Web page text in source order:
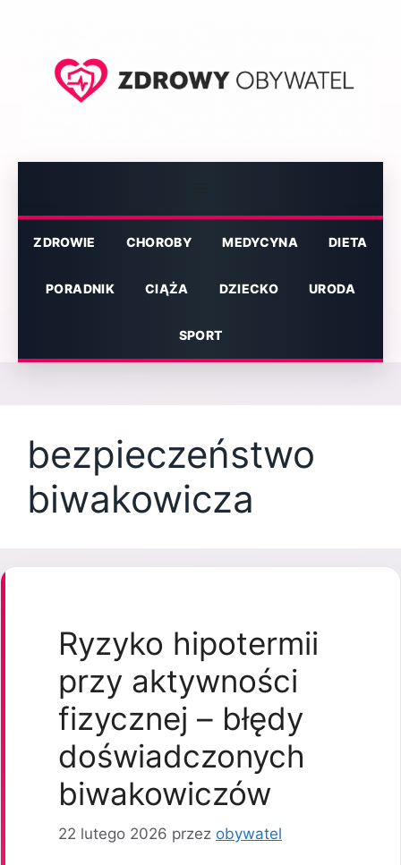
ZDROWIE CHOROBY MEDYCYNA DIETA
PORADNIK CIĄŻA DZIECKO URODA
SPORT
bezpieczeństwo
biwakowicza
Ryzyko hipotermii
przy aktywności
fizycznej – błędy
doświadczonych
biwakowiczów
22 lutego 2026 przez obywatel